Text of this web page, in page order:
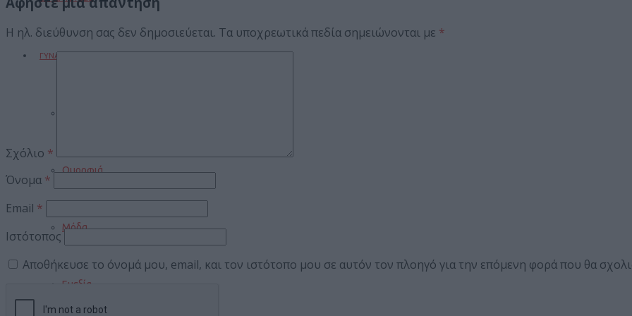
ΓΥΝΑΙΚΑ
Ομορφιά
Μόδα
Ευεξία
Η ηλ. διεύθυνση σας δεν δημοσιεύεται. Τα υποχρεωτικά πεδία σημειώνονται με *
Σχόλιο *
Όνομα *
Email *
Ιστότοπος
Αποθήκευσε το όνομά μου, email, και τον ιστότοπο μου σε αυτόν τον πλοηγό για την επόμενη φορά που θα